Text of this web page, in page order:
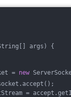
args)
{
= new
=